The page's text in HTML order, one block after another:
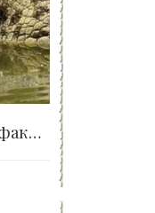
Самые разные интересные факты для любознательных..